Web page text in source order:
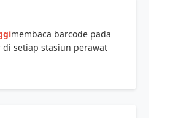
membaca barcode pada
setiap stasiun perawat